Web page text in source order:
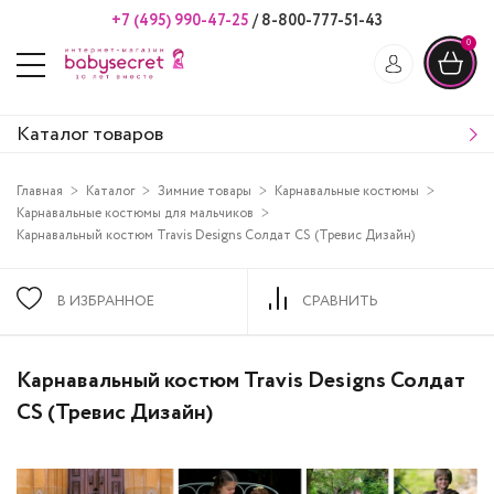
+7 (495) 990-47-25 /8-800-777-51-43
0
Каталог товаров
Главная Каталог Зимние товары
Карнавальные костюмы
Карнавальные костюмы для мальчиков
Карнавальный костюм Travis Designs Солдат CS (Тревис Дизайн)
В ИЗБРАННОЕ СРАВНИТЬ
Карнавальный костюм Travis Designs Солдат
CS (Тревис Дизайн)